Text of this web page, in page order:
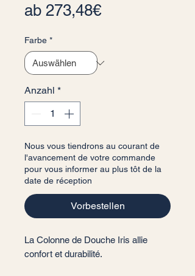
ab 273,48€Sale-Preis
Farbe *
Anzahl *
Nous vous tiendrons au courant de
l'avancement de votre commande
pour vous informer au plus tôt de la
date de réception
Vorbestellen
La Colonne de Douche Iris allie
confort et durabilité.